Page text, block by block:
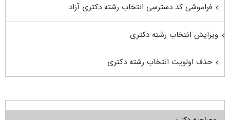
فراموشی کد دسترسی انتخاب رشته دکتری آزاد
ویرایش انتخاب رشته دکتری
حذف اولویت انتخاب رشته دکتری